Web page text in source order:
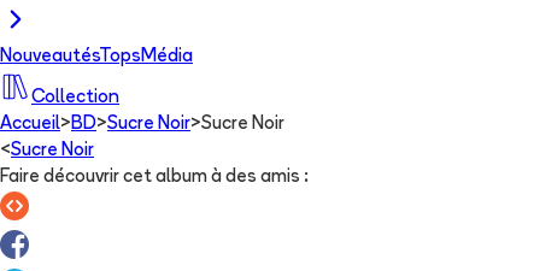
NouveautésTops Média
Collection
Accueil> BD>Sucre Noir>Sucre Noir
<Sucre Noir
Faire découvrir cet album à des amis :